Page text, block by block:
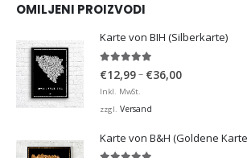
OMILJENI PROIZVODI
Karte von BIH (Silberkarte)
€12,99– €36,00Preisspanne:
Inkl. MwSt.
zzgl. Versand
Karte von B&H (Goldene